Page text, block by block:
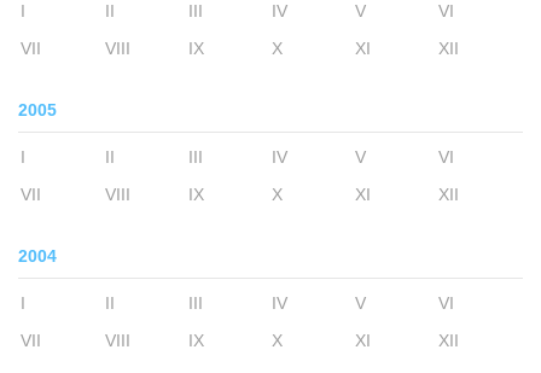
I II III IV V
VI
VII
VIII IX X XI XII
2005
I II III IV V
VI
VII
VIII IX X XI XII
2004
I II III IV V
VI
VII
VIII IX X XI XII